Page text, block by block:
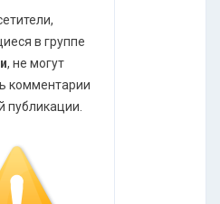
в группе
, не могут
комментарии
публикации.